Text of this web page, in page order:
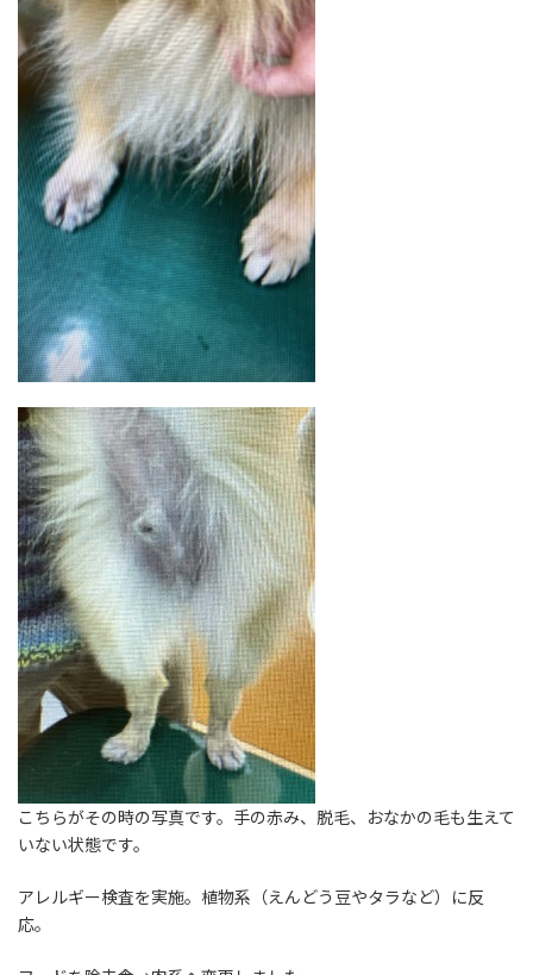
こちらがその時の写真です。手の赤み、脱毛、おなかの毛も生えて
いない状態です。
アレルギー検査を実施。植物系（えんどう豆やタラなど）に反
応。